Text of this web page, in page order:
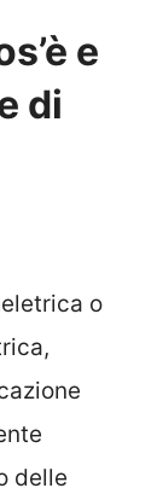
e
di
o
delle